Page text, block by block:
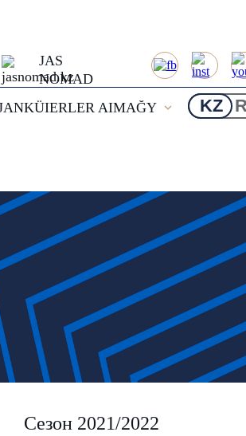
JAS
NOMAD
AIMAĞY KZ
Сезон 2021/2022